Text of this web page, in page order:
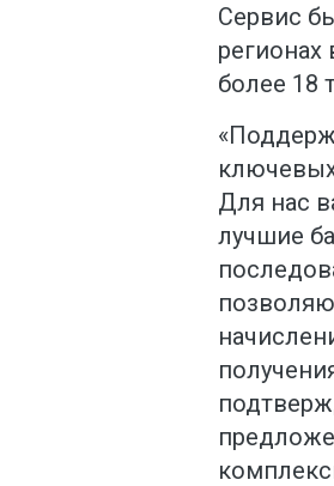
Сервис
регионах
более 18
Для нас
лучшие